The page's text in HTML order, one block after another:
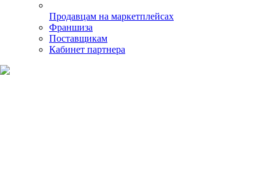
Продавцам на маркетплейсах
Франшиза
Поставщикам
Кабинет партнера